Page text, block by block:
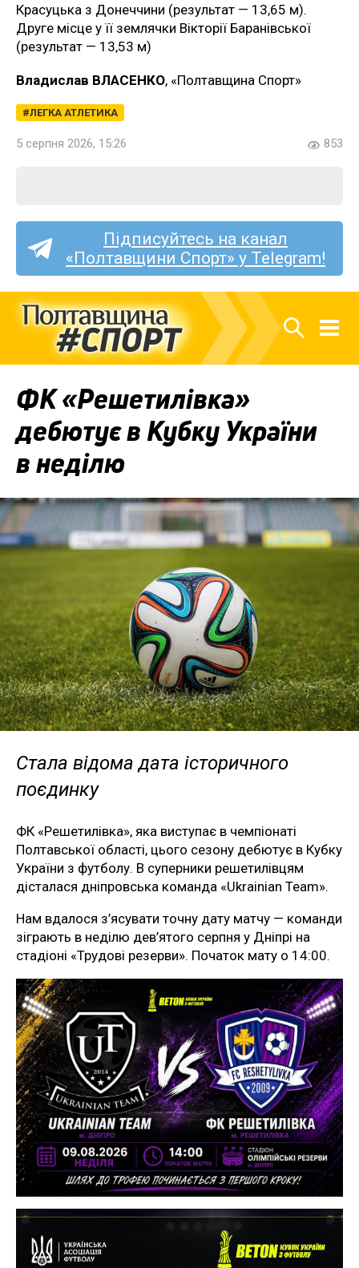
Красуцька з Донеччини (результат — 13,65 м).
Друге місце у її землячки Вікторії Баранівської
(результат — 13,53 м)
Владислав ВЛАСЕНКО, «Полтавщина Спорт»
ЛЕГКА АТЛЕТИКА
5 серпня 2026, 15:26 853
Підписуйтесь на канал
«Полтавщини Спорт» у Telegram!
ФК «Решетилівка»
дебютує в Кубку України
в неділю
Стала відома дата історичного
поєдинку
ФК «Решетилівка», яка виступає в чемпіонаті
Полтавської області, цього сезону дебютує в Кубку
України з футболу. В суперники решетилівцям
дісталася дніпровська команда «Ukrainian Team».
Нам вдалося з’ясувати точну дату матчу — команди
зіграють в неділю дев’ятого серпня у Дніпрі на
стадіоні «Трудові резерви». Початок мату о 14:00.